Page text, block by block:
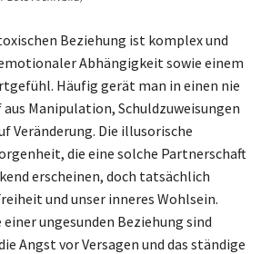
Beziehung ist komplex und
Abhängigkeit sowie einem
Häufig gerät man in einen nie
Manipulation, Schuldzuweisungen
Veränderung. Die illusorische
die eine solche Partnerschaft
erscheinen, doch tatsächlich
und unser inneres Wohlsein.
ungesunden Beziehung sind
Angst vor Versagen und das ständige